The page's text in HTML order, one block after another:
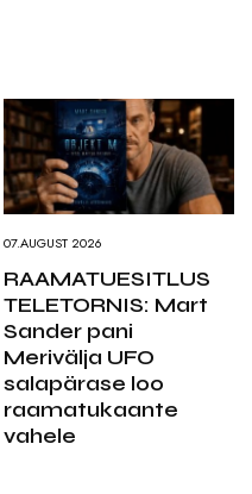
07.AUGUST 2026
RAAMATUESITLUS
TELETORNIS: Mart
Sander pani
Merivälja UFO
salapärase loo
raamatukaante
vahele